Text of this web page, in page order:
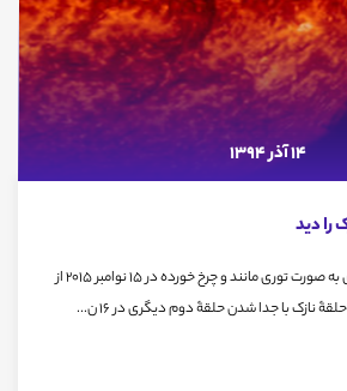
14 آذر 1394
یک حلقۀ تیره تقریباً دایره ای به صورت توری مانند و چرخ خورده در 15 نوامبر 2015 از
نازک با جدا شدن حلقۀ دوم دیگری در 16 ن...